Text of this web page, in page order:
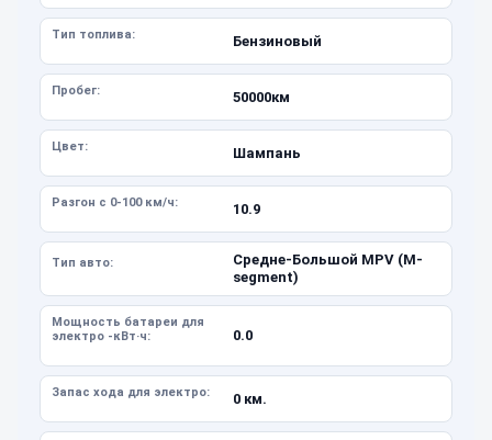
Тип топлива: Бензиновый
Пробег: 50000км
Цвет: Шампань
Разгон с 0-100 км/ч: 10.9
Тип авто:
Средне-Большой MPV (M-
segment)
Мощность батареи для
электро -кВт·ч:
0.0
Запас хода для электро: 0 км.